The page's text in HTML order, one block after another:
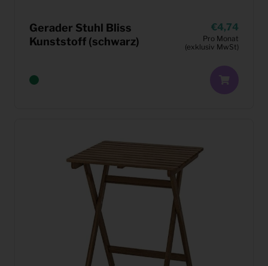
Gerader Stuhl Bliss
Kunststoff (schwarz)
4,74
Pro Monat
(exklusiv MwSt)